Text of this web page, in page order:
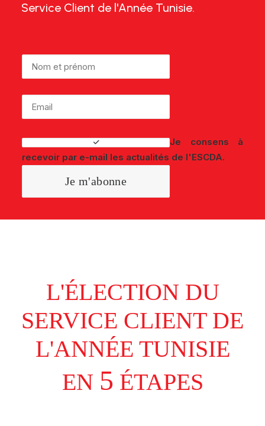
Service Client de l'Année Tunisie.
Je consens à
recevoir par e-mail les actualités de l'ESCDA.
L'ÉLECTION DU
SERVICE CLIENT DE
L'ANNÉE TUNISIE
EN 5 ÉTAPES